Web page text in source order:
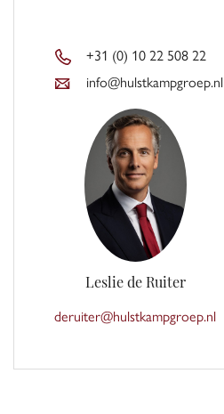
+31 (0) 10 22 508 22
info@hulstkampgroep.nl
Leslie de Ruiter
deruiter@hulstkampgroep.nl